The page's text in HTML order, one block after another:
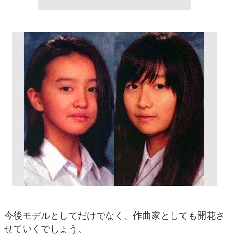
今後モデルとしてだけでなく、作曲家としても開花さ
せていくでしょう。